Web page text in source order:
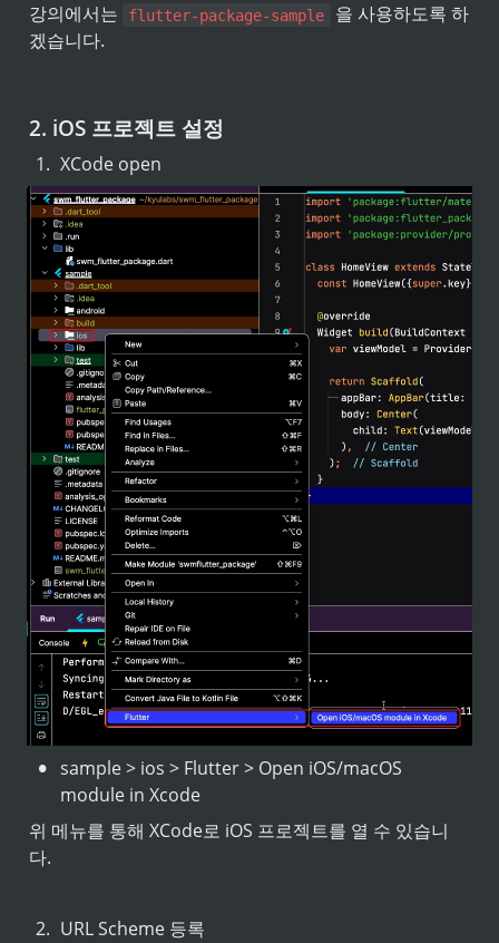
강의에서는
flutter-package-sample
을 사용하도록 하
겠습니다.
2. iOS 프로젝트 설정
1. XCode open
• sample > ios > Flutter > Open iOS/macOS
module in Xcode
위 메뉴를 통해 XCode로 iOS 프로젝트를 열 수 있습니
다.
2. URL Scheme 등록